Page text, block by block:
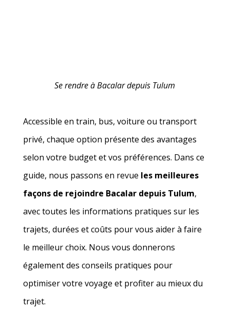
Se rendre à Bacalar depuis Tulum
Accessible en train, bus, voiture ou transport
privé, chaque option présente des avantages
selon votre budget et vos préférences. Dans ce
guide, nous passons en revue les meilleures
façons de rejoindre Bacalar depuis Tulum,
avec toutes les informations pratiques sur les
trajets, durées et coûts pour vous aider à faire
le meilleur choix. Nous vous donnerons
également des conseils pratiques pour
optimiser votre voyage et profiter au mieux du
trajet.